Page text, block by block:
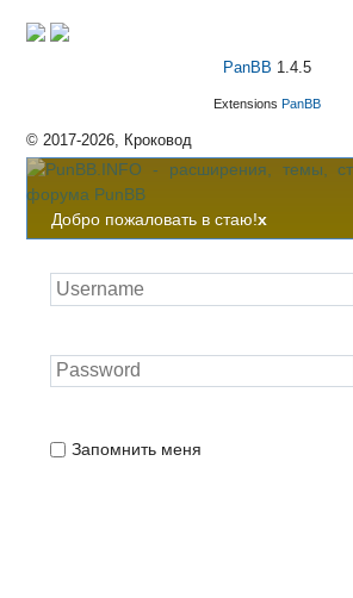
PanBB 1.4.5
Extensions PanBB
© 2017-2026, Кроковод
Добро пожаловать в стаю!x
Запомнить меня